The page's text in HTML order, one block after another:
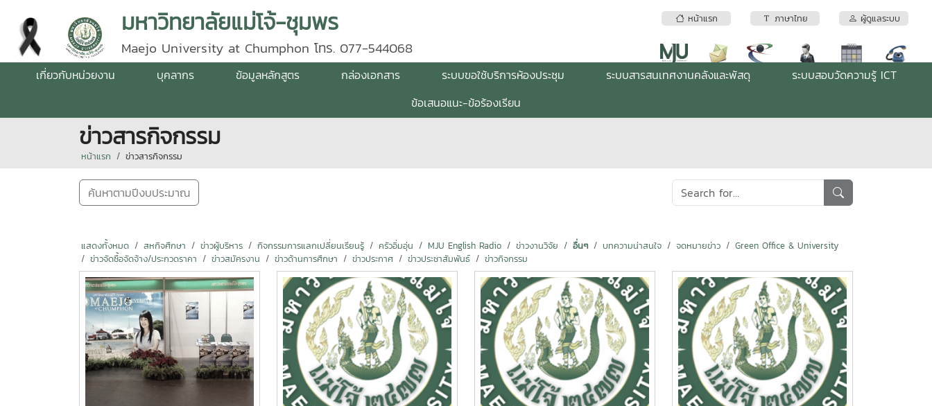
หน้าแรก ภาษาไทย ผู้ดูแลระบบ
มหาวิทยาลัยแม่โจ้-ชุมพร
Maejo University at Chumphon โทร. 077-544068
เกี่ยวกับหน่วยงาน บุคลากร ข้อมูลหลักสูตร กล่องเอกสาร ระบบขอใช้บริการห้องประชุม ระบบสารสนเทศงานคลังและพัสดุ
ระบบสอบวัดความรู้ ICT
ข้อเสนอแนะ-ข้อร้องเรียน
ข่าวสารกิจกรรม
หน้าแรก ข่าวสารกิจกรรม
ค้นหาตามปีงบประมาณ
แสดงทั้งหมด สหกิจศึกษา ข่าวผู้บริหาร กิจกรรมการแลกเปลี่ยนเรียนรู้ ครัวอิ่มอุ่น MJU English Radio ข่าวงานวิจัย อื่นๆ บทความน่าสนใจ จดหมายข่าว
Green Office & University
ข่าวจัดซื้อจัดจ้าง/ประกวดราคา
ข่าวสมัครงาน ข่าวด้านการศึกษา ข่าวประกาศ ข่าวประชาสัมพันธ์ ข่าวกิจกรรม